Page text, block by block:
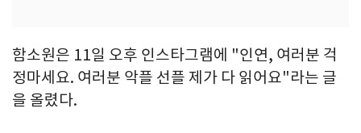
함소원은 11일 오후 인스타그램에 "인연, 여러분 걱
정마세요. 여러분 악플 선플 제가 다 읽어요"라는 글
을 올렸다.